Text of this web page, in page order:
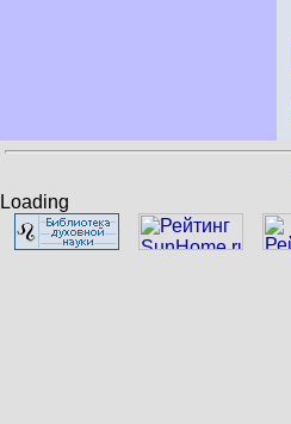
Loading